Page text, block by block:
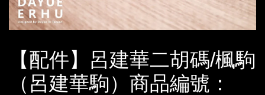
【配件】呂建華二胡碼/楓駒
（呂建華駒）商品編號：